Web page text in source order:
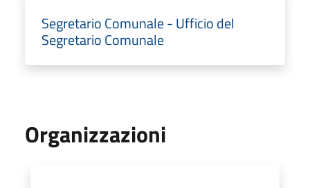
Segretario Comunale - Ufficio del
Segretario Comunale
Organizzazioni